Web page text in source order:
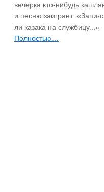
вечерка кто-нибудь
и песню заиграет: «Запи-
ли казака на службицу...»
Полностью…